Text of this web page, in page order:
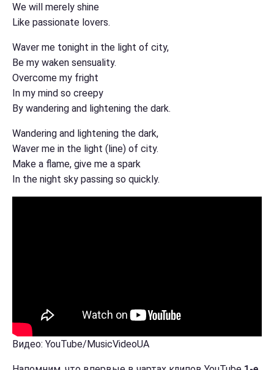
We will merely shine
Like passionate lovers.
Waver me tonight in the light of city,
Be my waken sensuality.
Overcome my fright
In my mind so creepy
By wandering and lightening the dark.
Wandering and lightening the dark,
Waver me in the light (line) of city.
Make a flame, give me a spark
In the night sky passing so quickly.
Видео: YouTube/MusicVideoUA